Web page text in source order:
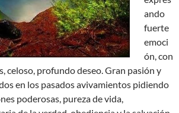
ando
fuerte
emoci
ón, con
celoso, profundo deseo. Gran pasión y
en los pasados avivamientos pidiendo
poderosas, pureza de vida,